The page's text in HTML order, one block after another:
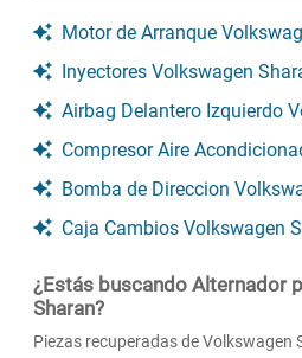
Motor de Arranque
Inyectores Volkswagen
Airbag Delantero Izquierdo
Compresor Aire
Bomba de Direccion
Caja Cambios Volkswagen
¿Estás buscando Alternador
Sharan?
Piezas recuperadas de Volkswagen